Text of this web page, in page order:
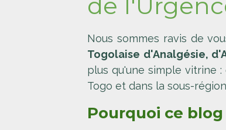
de
Nous sommes ravis de
Togolaise d'Analgésie,
plus qu'une simple vitrine
Togo et dans la sous-
Pourquoi ce blog